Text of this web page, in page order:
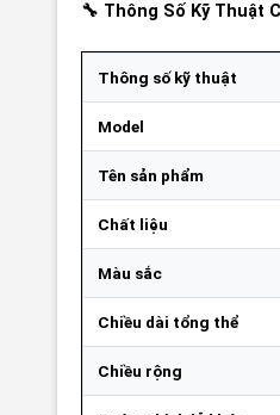
🔧 Thông Số Kỹ Thuật
Thông số kỹ thuật
Model
Tên sản phẩm
Chất liệu
Màu sắc
Chiều dài tổng thể
Chiều rộng